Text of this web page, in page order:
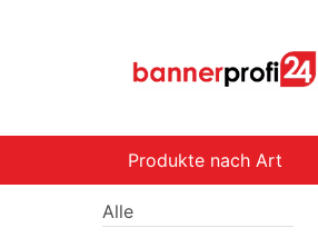
Produkte nach Art
Alle